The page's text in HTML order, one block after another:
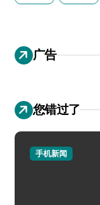
广告
您错过了
手机新闻